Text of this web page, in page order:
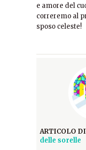
e amore del
correremo al
sposo celeste!
ARTICOLO
delle sorelle